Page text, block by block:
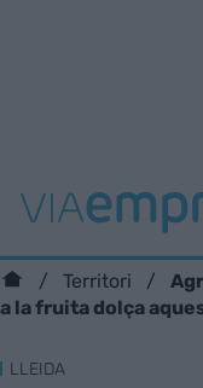
Territori
a la fruita dolça
LLEIDA